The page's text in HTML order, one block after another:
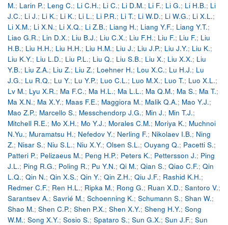
M.; Larin P.; Leng C.; Li C.H.; Li C.; Li D.M.; Li F.; Li G.; Li H.B.; Li
J.C.; Li J.; Li K.; Li K.; Li L.; Li P.R.; Li T.; Li W.D.; Li W.G.; Li X.L.;
Li X.M.; Li X.N.; Li X.Q.; Li Z.B.; Liang H.; Liang Y.F.; Liang Y.T.;
Liao G.R.; Lin D.X.; Liu B.J.; Liu C.X.; Liu F.H.; Liu F.; Liu F.; Liu
H.B.; Liu H.H.; Liu H.H.; Liu H.M.; Liu J.; Liu J.P.; Liu J.Y.; Liu K.;
Liu K.Y.; Liu L.D.; Liu P.L.; Liu Q.; Liu S.B.; Liu X.; Liu X.X.; Liu
Y.B.; Liu Z.A.; Liu Z.; Liu Z.; Loehner H.; Lou X.C.; Lu H.J.; Lu
J.G.; Lu R.Q.; Lu Y.; Lu Y.P.; Luo C.L.; Luo M.X.; Luo T.; Luo X.L.;
Lv M.; Lyu X.R.; Ma F.C.; Ma H.L.; Ma L.L.; Ma Q.M.; Ma S.; Ma T.;
Ma X.N.; Ma X.Y.; Maas F.E.; Maggiora M.; Malik Q.A.; Mao Y.J.;
Mao Z.P.; Marcello S.; Messchendorp J.G.; Min J.; Min T.J.;
Mitchell R.E.; Mo X.H.; Mo Y.J.; Morales C.M.; Moriya K.; Muchnoi
N.Yu.; Muramatsu H.; Nefedov Y.; Nerling F.; Nikolaev I.B.; Ning
Z.; Nisar S.; Niu S.L.; Niu X.Y.; Olsen S.L.; Ouyang Q.; Pacetti S.;
Patteri P.; Pelizaeus M.; Peng H.P.; Peters K.; Pettersson J.; Ping
J.L.; Ping R.G.; Poling R.; Pu Y.N.; Qi M.; Qian S.; Qiao C.F.; Qin
L.Q.; Qin N.; Qin X.S.; Qin Y.; Qin Z.H.; Qiu J.F.; Rashid K.H.;
Redmer C.F.; Ren H.L.; Ripka M.; Rong G.; Ruan X.D.; Santoro V.;
Sarantsev A.; Savrié M.; Schoenning K.; Schumann S.; Shan W.;
Shao M.; Shen C.P.; Shen P.X.; Shen X.Y.; Sheng H.Y.; Song
W.M.; Song X.Y.; Sosio S.; Spataro S.; Sun G.X.; Sun J.F.; Sun